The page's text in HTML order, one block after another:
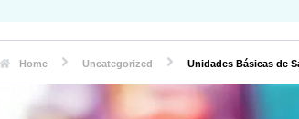
Home Uncategorized Unidades Básicas de